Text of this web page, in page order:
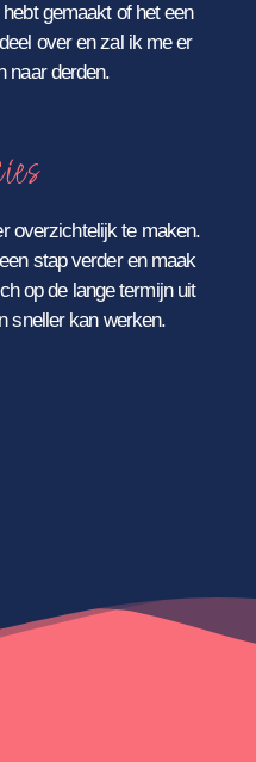
gemaakt of het een
over en zal ik me er
naar derden.
overzichtelijk te maken.
stap verder en maak
op de lange termijn uit
sneller kan werken.